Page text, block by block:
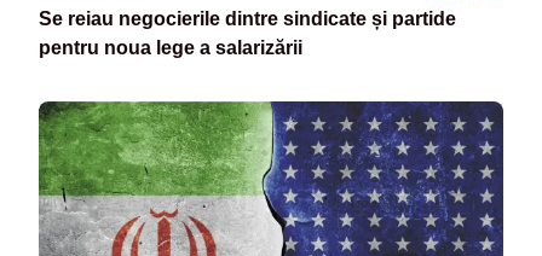
Se reiau negocierile dintre sindicate și partide
pentru noua lege a salarizării